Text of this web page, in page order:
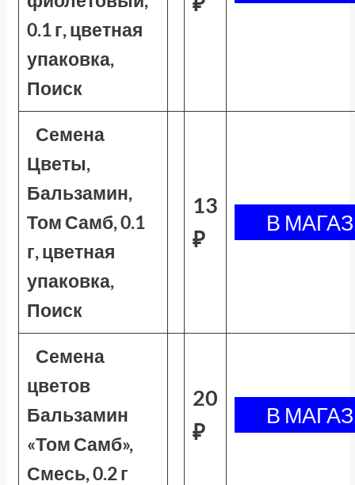
0.1 г, цветная
упаковка,
Поиск
Семена
Цветы,
Бальзамин,
Том Самб, 0.1
г, цветная
упаковка,
Поиск
13
₽
Семена
цветов
Бальзамин
«Том Самб»,
Смесь, 0.2 г
20
₽